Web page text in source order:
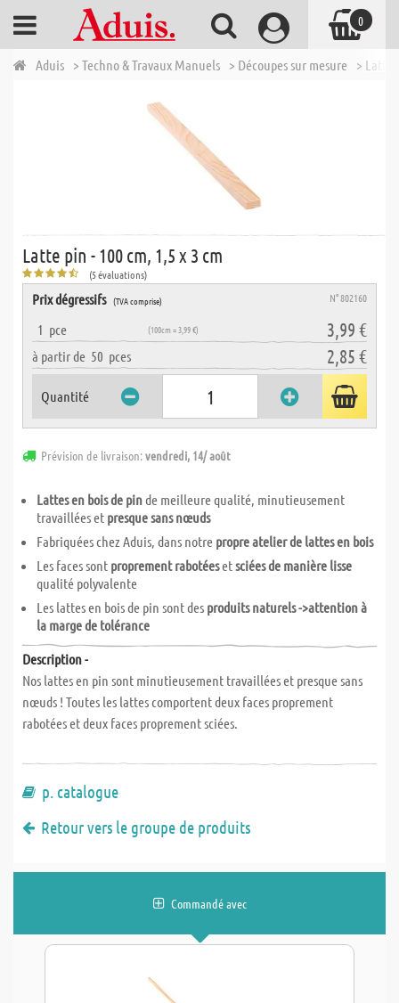
Aduis > Techno & Travaux Manuels > Découpes sur mesure >
Latte pin - 100 cm, 1,5 x 3 cm
(5 évaluations)
Prix dégressifs (TVA comprise) N° 802160
1 pce (100cm = 3,99 €) 3,99 €
à partir de 50 pces 2,85 €
Quantité
Prévision de livraison:vendredi, 14/ août
Lattes en bois de pinde meilleure qualité, minutieusement
travaillées et presque sans nœuds
Fabriquées chez Aduis, dans notre propre atelier de lattes en bois
Les faces sont proprement rabotéesetsciées de manière lisse
qualité polyvalente
Les lattes en bois de pin sont des produits naturels ->attention à
la marge de tolérance
Description -
Nos lattes en pin sont minutieusement travaillées et presque sans
nœuds ! Toutes les lattes comportent deux faces proprement
rabotées et deux faces proprement sciées.
p. catalogue
Retour vers le groupe de produits
Commandé avec
0